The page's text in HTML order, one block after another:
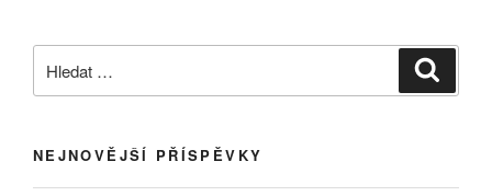
NEJNOVĚJŠÍ PŘÍSPĚVKY